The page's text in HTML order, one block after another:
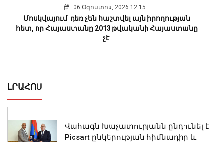
06 Օգոստոս, 2026 12:15
Մոսկվայում դեռ չեն հաշտվել այն իրողության
հետ, որ Հայաստանը 2013 թվականի Հայաստանը
չէ.
ԼՐԱՀՈՍ
Վահագն Խաչատուրյանն ընդունել է
Picsart ընկերության հիմնադիր և